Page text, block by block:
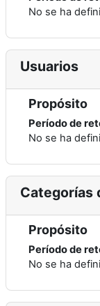
No se ha
Usuarios
Propósito
Período de
No se ha
Categorías
Propósito
Período de
No se ha